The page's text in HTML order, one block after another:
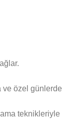
ve özel günlerde
teknikleriyle